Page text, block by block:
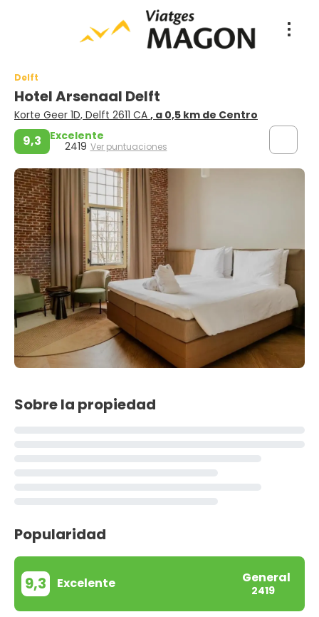
Delft
Hotel Arsenaal Delft
Korte Geer 1D, Delft 2611 CA , a 0,5 km de Centro
9,3 Excelente
2419 Ver puntuaciones
Sobre la propiedad
Popularidad
9,3 Excelente General
2419